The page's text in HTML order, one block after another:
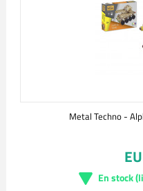
Metal Techno -
En stock